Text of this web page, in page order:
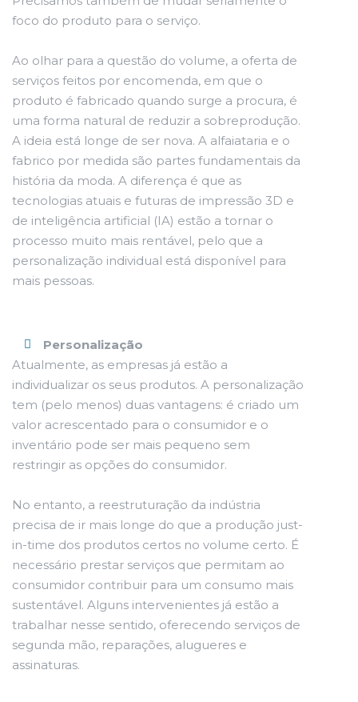
foco do produto para o serviço.
Ao olhar para a questão do volume, a oferta de
serviços feitos por encomenda, em que o
produto é fabricado quando surge a procura, é
uma forma natural de reduzir a sobreprodução.
A ideia está longe de ser nova. A alfaiataria e o
fabrico por medida são partes fundamentais da
história da moda. A diferença é que as
tecnologias atuais e futuras de impressão 3D e
de inteligência artificial (IA) estão a tornar o
processo muito mais rentável, pelo que a
personalização individual está disponível para
mais pessoas.
Personalização
Atualmente, as empresas já estão a
individualizar os seus produtos. A personalização
tem (pelo menos) duas vantagens: é criado um
valor acrescentado para o consumidor e o
inventário pode ser mais pequeno sem
restringir as opções do consumidor.
No entanto, a reestruturação da indústria
precisa de ir mais longe do que a produção just-
in-time dos produtos certos no volume certo. É
necessário prestar serviços que permitam ao
consumidor contribuir para um consumo mais
sustentável. Alguns intervenientes já estão a
trabalhar nesse sentido, oferecendo serviços de
segunda mão, reparações, alugueres e
assinaturas.